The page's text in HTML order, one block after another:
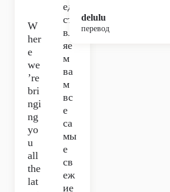
W
her
e
we
’re
bri
ngi
ng
yo
u
all
the
lat
ед
ста
вл
яе
м
ва
м
вс
е
са
мы
е
св
еж
ие
delulu
перевод